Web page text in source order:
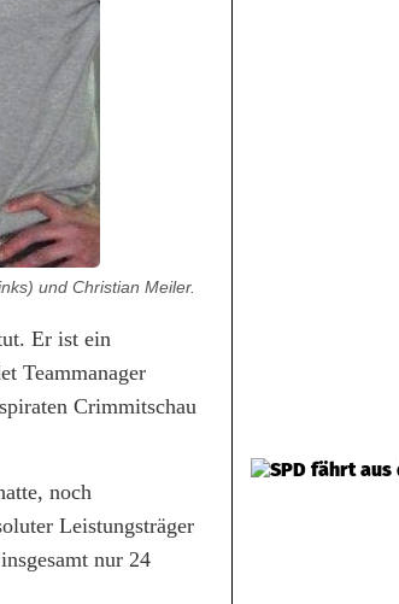
und Christian Meiler.
Er ist ein
Teammanager
Crimmitschau
noch
Leistungsträger
nur 24